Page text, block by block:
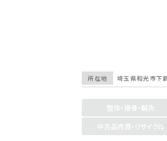
所在地 埼玉県和光市下
整体・接骨・鍼灸
中古品売買・リサイクル